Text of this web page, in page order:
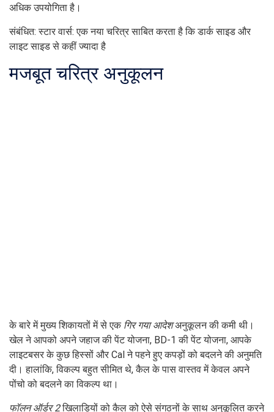
अधिक उपयोगिता है।
संबंधित: स्टार वार्स: एक नया चरित्र साबित करता है कि डार्क साइड और
लाइट साइड से कहीं ज्यादा है
मजबूत चरित्र अनुकूलन
के बारे में मुख्य शिकायतों में से एक गिर गया आदेशअनुकूलन की कमी थी।
खेल ने आपको अपने जहाज की पेंट योजना, BD-1 की पेंट योजना, आपके
लाइटबसर के कुछ हिस्सों और Cal ने पहने हुए कपड़ों को बदलने की अनुमति
दी। हालांकि, विकल्प बहुत सीमित थे, कैल के पास वास्तव में केवल अपने
पोंचो को बदलने का विकल्प था।
फॉलन ऑर्डर 2खिलाड़ियों को कैल को ऐसे संगठनों के साथ अनुकूलित करने